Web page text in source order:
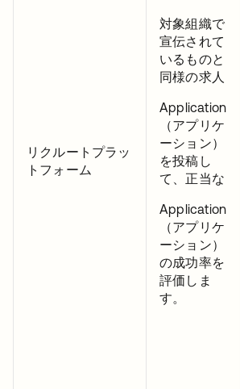
リクルートプラッ
トフォーム
対象組織で
宣伝されて
いるものと
同様の求人
Application
（アプリケ
ーション）
を投稿し
て、正当な
Application
（アプリケ
ーション）
の成功率を
評価しま
す。